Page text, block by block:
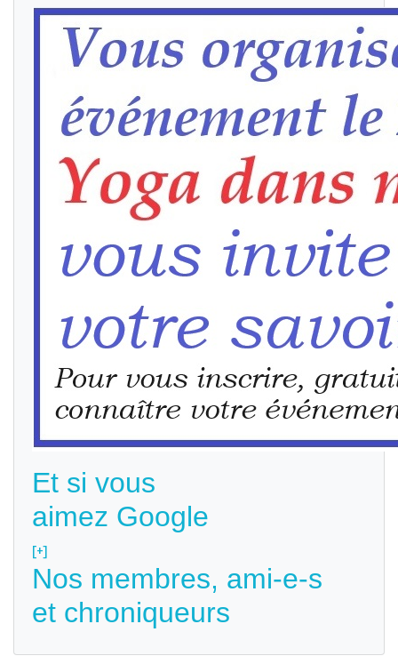
Et si vous
aimez Google
[+]
Nos membres, ami-e-s
et chroniqueurs